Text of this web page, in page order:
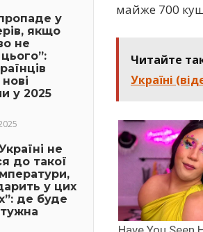
майже 700
Читайте
Україні
у
якщо
не
у 2025
не
до такої
у цих
де буде